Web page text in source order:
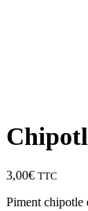
3,00€ TTC
Piment